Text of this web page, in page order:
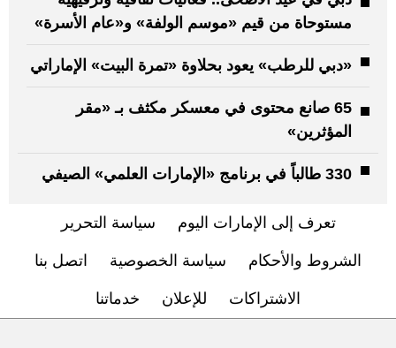
مستوحاة من قيم «موسم الولفة» و«عام الأسرة»
«دبي للرطب» يعود بحلاوة «تمرة البيت» الإماراتي
65 صانع محتوى في معسكر مكثف بـ «مقر
المؤثرين»
330 طالباً في برنامج «الإمارات العلمي» الصيفي
تعرف إلى الإمارات اليوم سياسة التحرير
الشروط والأحكام سياسة الخصوصية اتصل بنا
الاشتراكات للإعلان خدماتنا